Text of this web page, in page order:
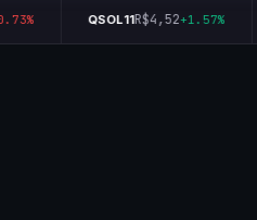
QSOL11R$4,52+1.57%